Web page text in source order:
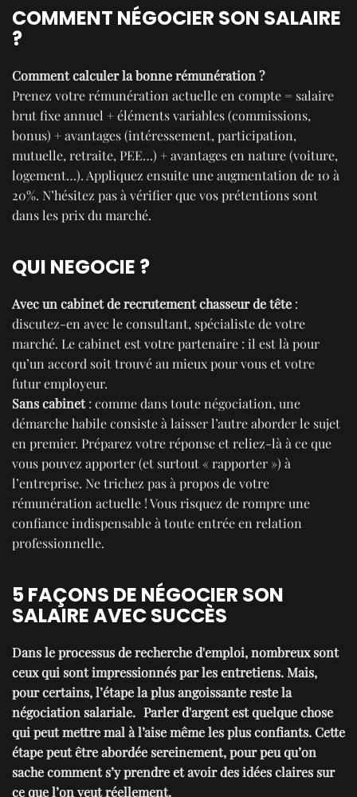
COMMENT NÉGOCIER SON SALAIRE
?
Comment calculer la bonne rémunération ?
Prenez votre rémunération actuelle en compte = salaire
brut fixe annuel + éléments variables (commissions,
bonus) + avantages (intéressement, participation,
mutuelle, retraite, PEE…) + avantages en nature (voiture,
logement…). Appliquez ensuite une augmentation de 10 à
20%. N’hésitez pas à vérifier que vos prétentions sont
dans les prix du marché.
QUI NEGOCIE ?
Avec un cabinet de recrutement chasseur de tête :
discutez-en avec le consultant, spécialiste de votre
marché. Le cabinet est votre partenaire : il est là pour
qu’un accord soit trouvé au mieux pour vous et votre
futur employeur.
Sans cabinet: comme dans toute négociation, une
démarche habile consiste à laisser l’autre aborder le sujet
en premier. Préparez votre réponse et reliez-là à ce que
vous pouvez apporter (et surtout « rapporter ») à
l’entreprise. Ne trichez pas à propos de votre
rémunération actuelle ! Vous risquez de rompre une
confiance indispensable à toute entrée en relation
professionnelle.
5 FAÇONS DE NÉGOCIER SON
SALAIRE AVEC SUCCÈS
Dans le processus de recherche d'emploi, nombreux sont
ceux qui sont impressionnés par les entretiens. Mais,
pour certains, l’étape la plus angoissante reste la
négociation salariale. Parler d'argent est quelque chose
qui peut mettre mal à l’aise même les plus confiants. Cette
étape peut être abordée sereinement, pour peu qu’on
sache comment s’y prendre et avoir des idées claires sur
ce que l’on veut réellement.